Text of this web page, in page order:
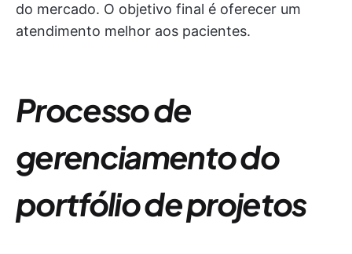
do mercado. O objetivo final é oferecer um
atendimento melhor aos pacientes.
Processo de
gerenciamento do
portfólio de projetos